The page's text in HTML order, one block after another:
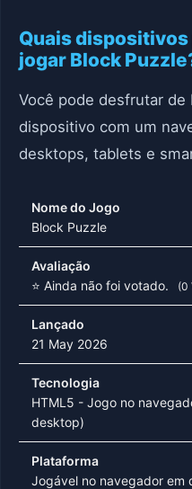
Quais
jogar Block
Você pode desfrutar de
dispositivo com um
desktops, tablets e
Nome do Jogo
Block Puzzle
Avaliação
⭐ Ainda não foi votado.
(0
Lançado
21 May 2026
Tecnologia
HTML5 - Jogo no
desktop)
Plataforma
Jogável no navegador em